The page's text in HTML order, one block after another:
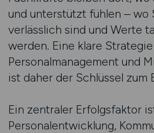
und unterstützt fühlen – wo
verlässlich sind und Werte
werden. Eine klare
Personalmanagement und
ist daher der Schlüssel zum
Ein zentraler Erfolgsfaktor
Personalentwicklung,